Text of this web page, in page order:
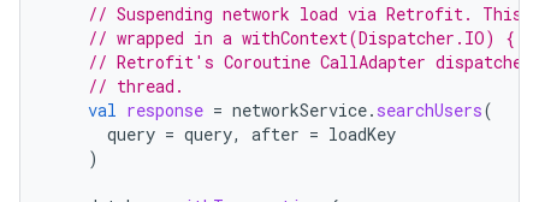
// Suspending network load via Retrofit. This
// wrapped in a withContext(Dispatcher.IO) {
// Retrofit's Coroutine CallAdapter dispatches
// thread.
val response = networkService. searchUsers(
query = query, after = loadKey
)